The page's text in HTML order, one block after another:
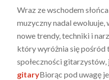
Wraz ze wschodem
muzyczny nadal ewoluuje,
nowe trendy, techniki i
który wyróżnia się pośród
społeczności gitarzystów,
gitaryBiorąc pod uwagę